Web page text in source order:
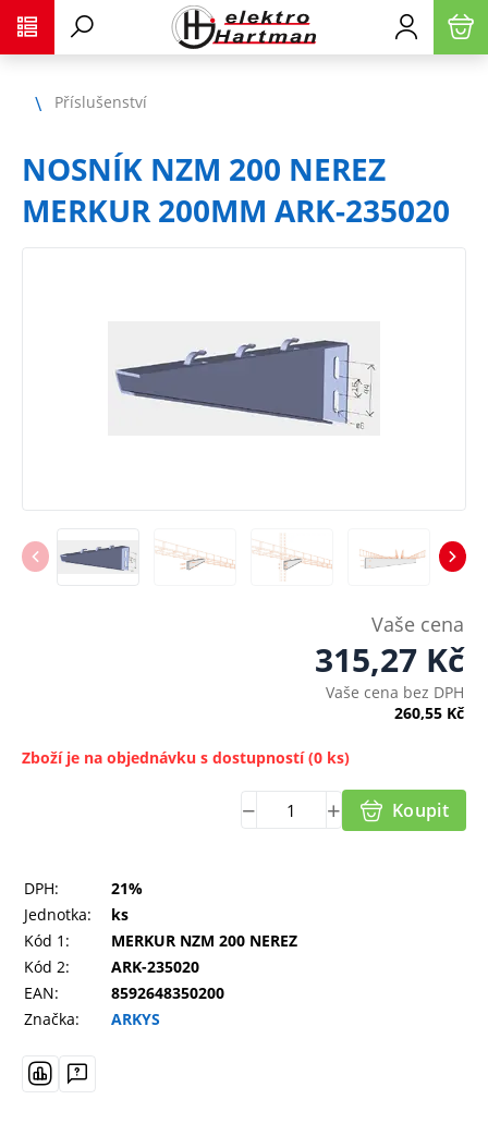
Příslušenství
NOSNÍK NZM 200 NEREZ
MERKUR 200MM ARK-235020
Vaše cena
315,27 Kč
Vaše cena bez DPH
260,55 Kč
Zboží je na objednávku s dostupností(0 ks)
Koupit
DPH:
21%
Jednotka:
ks
Kód 1:
MERKUR NZM 200 NEREZ
Kód 2:
ARK-235020
EAN:
8592648350200
Značka:
ARKYS